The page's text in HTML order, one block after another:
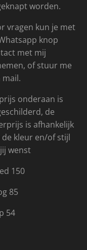
worden.
vragen kun je met
knop
met mij
of stuur me
mail.
onderaan is
de
is afhankelijk
de kleur en/of stijl
wenst
150
85
54